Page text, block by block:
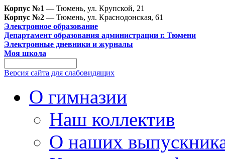
Корпус №1 — Тюмень, ул. Крупской, 21
Корпус №2 — Тюмень, ул. Краснодонская, 61
Электронное образование
Департамент образования администрации г. Тюмени
Электронные дневники и журналы
Моя школа
Версия сайта для слабовидящих
О гимназии
Наш коллектив
О наших